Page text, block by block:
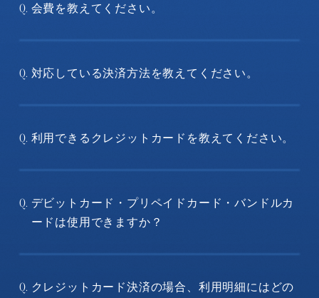
Q. 会費を教えてください。
Q. 対応している決済方法を教えてください。
Q. 利用できるクレジットカードを教えてください。
Q. デビットカード・プリペイドカード・バンドルカ
ードは使用できますか？
Q. クレジットカード決済の場合、利用明細にはどの